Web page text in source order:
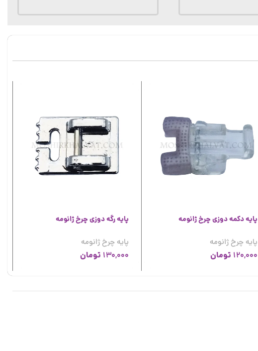
پایه دکمه دوزی چرخ ژانومه
پایه چرخ ژانومه
120,000 تومان
پایه رگه دوزی چرخ ژانومه
پایه چرخ ژانومه
130,000 تومان